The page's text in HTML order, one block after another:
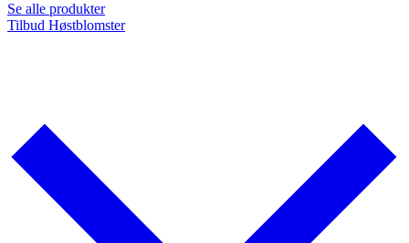
Se alle produkter
Tilbud Høstblomster